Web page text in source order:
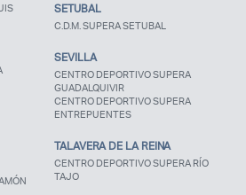
SETUBAL
C.D.M. SUPERA SETUBAL
SEVILLA
CENTRO DEPORTIVO SUPERA
GUADALQUIVIR
CENTRO DEPORTIVO SUPERA
ENTREPUENTES
TALAVERA DE LA REINA
CENTRO DEPORTIVO SUPERA RÍO
TAJO